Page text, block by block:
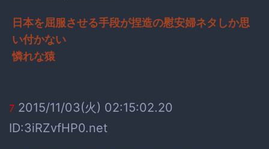
日本を屈服させる手段が捏造の慰安婦ネタしか思
い付かない
憐れな猿
7 2015/11/03(火) 02:15:02.20
ID:3iRZvfHP0.net